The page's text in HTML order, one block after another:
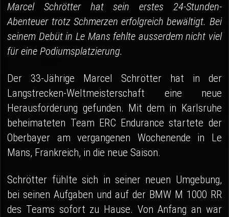
Marcel Schrötter hat sein erstes 24-Stunden-
Abenteuer trotz Schmerzen erfolgreich bewältigt. Bei
seinem Debüt in Le Mans fehlte ausserdem nicht viel
für eine Podiumsplatzierung.
Der 33-Jährige Marcel Schrötter hat in der
Langstrecken-Weltmeisterschaft eine neue
Herausforderung gefunden. Mit dem in Karlsruhe
beheimateten Team ERC Endurance startete der
Oberbayer am vergangenen Wochenende in Le
Mans, Frankreich, in die neue Saison.
Schrötter fühlte sich in seiner neuen Umgebung,
bei seinen Aufgaben und auf der BMW M 1000 RR
des Teams sofort zu Hause. Von Anfang an war